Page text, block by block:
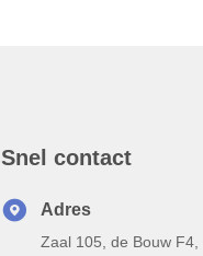
Snel contact
Adres
Zaal 105, de Bouw F4,